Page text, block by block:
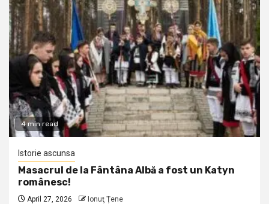
4 min read
Istorie ascunsa
Masacrul de la Fântâna Albă a fost un Katyn
românesc!
April 27, 2026 Ionuţ Ţene